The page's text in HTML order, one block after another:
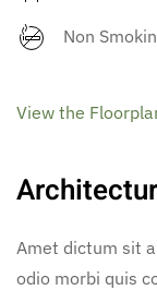
Non
View the
Amet dictum sit
odio morbi quis